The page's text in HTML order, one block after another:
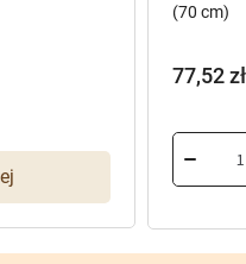
(70 cm)
cena
96,90
77,52zł
cena
wynosi:
77,52